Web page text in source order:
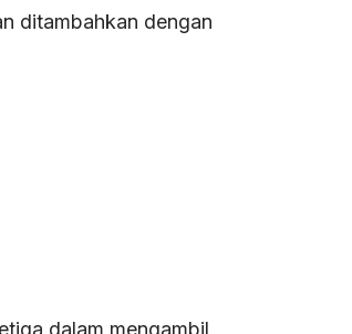
ditambahkan dengan
dalam mengambil